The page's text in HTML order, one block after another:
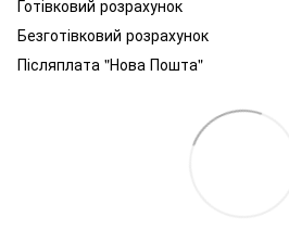
Готівковий розрахунок
Безготівковий розрахунок
Післяплата "Нова Пошта"